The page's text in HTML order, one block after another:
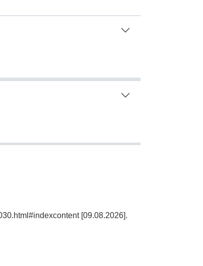
[09.08.2026].